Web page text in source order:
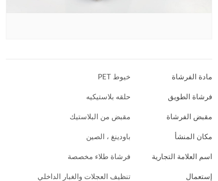
مادة الفرشاة خيوط PET
فرشاة الطويق حلقه بلاستيكيه
مقبض الفرشاة مقبض من البلاستيك
مكان المنشأ باودينغ ، الصين
اسم العلامة التجارية فرشاة طلاء مخصصة
إستعمال تنظيف العجلات والغبار الداخلي